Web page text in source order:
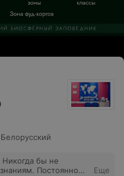
Белорусский
Никогда бы не
Постоянно
Еще